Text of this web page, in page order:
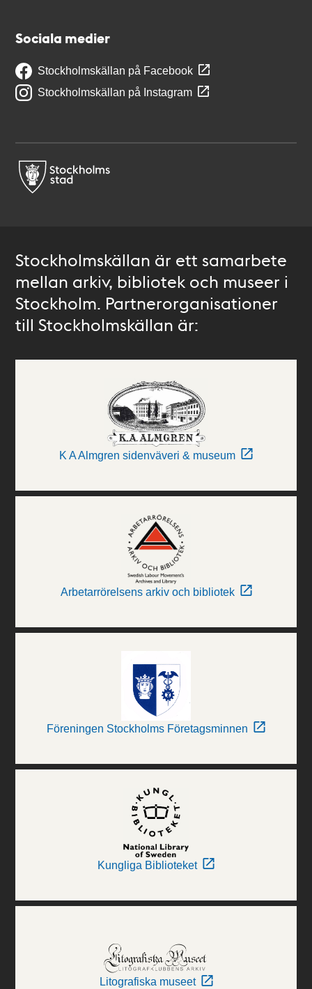
Sociala medier
Stockholmskällan på Facebook
Stockholmskällan på Instagram
Stockholmskällan är ett samarbete
mellan arkiv, bibliotek och museer i
Stockholm. Partnerorganisationer
till Stockholmskällan är:
K A Almgren sidenväveri & museum
Arbetarrörelsens arkiv och bibliotek
Föreningen Stockholms Företagsminnen
Kungliga Biblioteket
Litografiska museet